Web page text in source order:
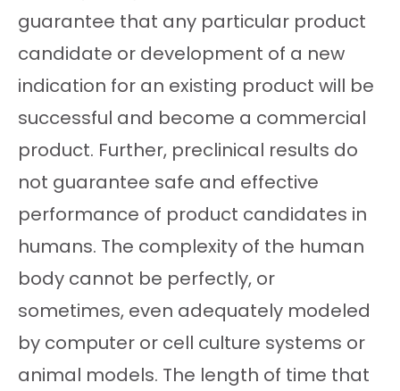
guarantee that any particular product
candidate or development of a new
indication for an existing product will be
successful and become a commercial
product. Further, preclinical results do
not guarantee safe and effective
performance of product candidates in
humans. The complexity of the human
body cannot be perfectly, or
sometimes, even adequately modeled
by computer or cell culture systems or
animal models. The length of time that